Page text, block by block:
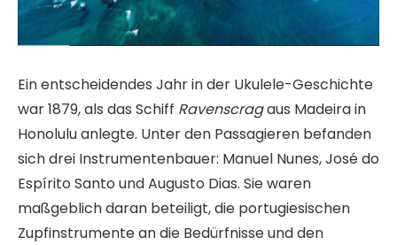
Ein entscheidendes Jahr in der Ukulele-Geschichte
war 1879, als das Schiff Ravenscragaus Madeira in
Honolulu anlegte. Unter den Passagieren befanden
sich drei Instrumentenbauer: Manuel Nunes, José do
Espírito Santo und Augusto Dias. Sie waren
maßgeblich daran beteiligt, die portugiesischen
Zupfinstrumente an die Bedürfnisse und den